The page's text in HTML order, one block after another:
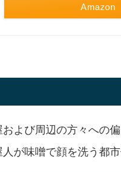
Amazon
および周辺の方々への
人が味噌で顔を洗う都